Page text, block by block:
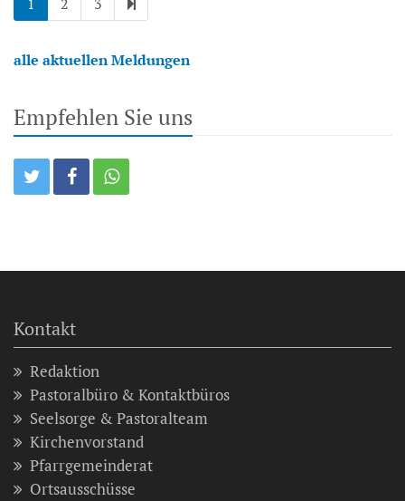
alle aktuellen Meldungen
Empfehlen Sie uns
Kontakt
Redaktion
Pastoralbüro & Kontaktbüros
Seelsorge & Pastoralteam
Kirchenvorstand
Pfarrgemeinderat
Ortsausschüsse